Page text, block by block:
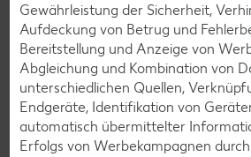
Blaubeer-Rezepte
Bananen-Rezepte
Zurück zu allen
Gewährleistung der Sicherheit,
Aufdeckung von Betrug und
Bereitstellung und Anzeige von
Abgleichung und Kombination von
unterschiedlichen Quellen,
Endgeräte, Identifikation von
automatisch übermittelter
Erfolgs von Werbekampagnen